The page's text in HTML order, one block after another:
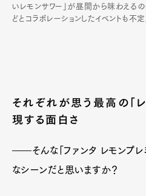
Art&DesignWatch
いレモンサワー」が昼間から味わえる
どとコラボレーションしたイベントも不
それぞれが思う最高の「レ
現する面白さ
――そんな「ファンタ レモンプレ
なシーンだと思いますか？